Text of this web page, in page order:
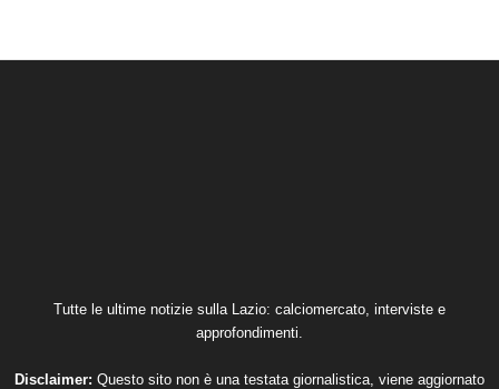
Tutte le ultime notizie sulla Lazio: calciomercato, interviste e
approfondimenti.
Disclaimer: Questo sito non è una testata giornalistica, viene aggiornato